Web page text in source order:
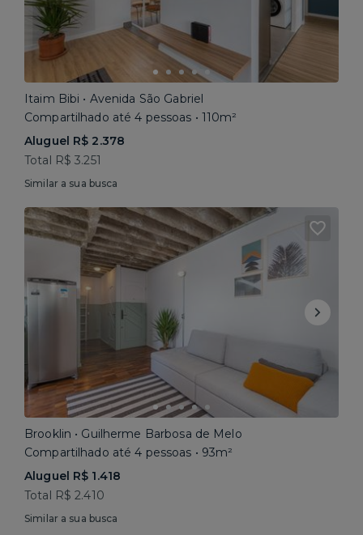
Itaim Bibi • Avenida São Gabriel
Compartilhado até 4 pessoas • 110m²
Aluguel R$ 2.378
Total R$ 3.251
Similar a sua busca
Brooklin • Guilherme Barbosa de Melo
Compartilhado até 4 pessoas • 93m²
Aluguel R$ 1.418
Total R$ 2.410
Similar a sua busca